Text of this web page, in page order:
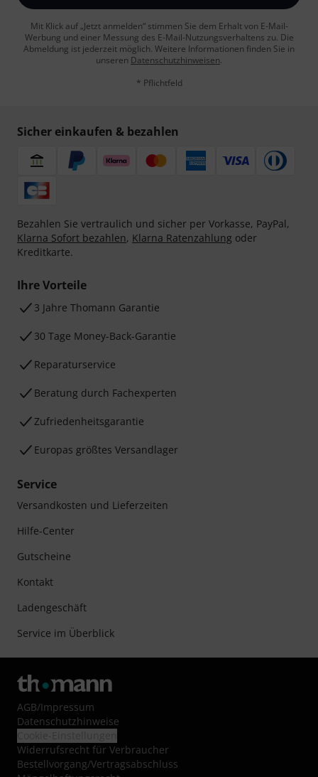
Mit Klick auf „Jetzt anmelden“ stimmen Sie dem Erhalt von E-Mail-
Werbung und einer Messung des E-Mail-Nutzungsverhaltens zu. Die
Abmeldung ist jederzeit möglich. Weitere Informationen finden Sie in
unseren Datenschutzhinweisen.
* Pflichtfeld
Sicher einkaufen & bezahlen
Bezahlen Sie vertraulich und sicher per Vorkasse, PayPal,
Klarna Sofort bezahlen, Klarna Ratenzahlung oder
Kreditkarte.
Ihre Vorteile
3 Jahre Thomann Garantie
30 Tage Money-Back-Garantie
Reparaturservice
Beratung durch Fachexperten
Zufriedenheitsgarantie
Europas größtes Versandlager
Service
Versandkosten und Lieferzeiten
Hilfe-Center
Gutscheine
Kontakt
Ladengeschäft
Service im Überblick
AGB/Impressum
Datenschutzhinweise
Widerrufsrecht für Verbraucher
Bestellvorgang/Vertragsabschluss